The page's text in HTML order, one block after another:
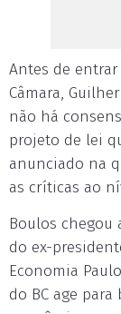
Antes de
Câmara,
não há
projeto de lei
anunciado na
as críticas ao
Boulos chegou
do ex-
Economia
do BC age